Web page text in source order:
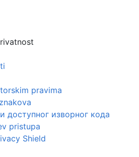
pravima
доступног изворног кода
pristupa
Shield